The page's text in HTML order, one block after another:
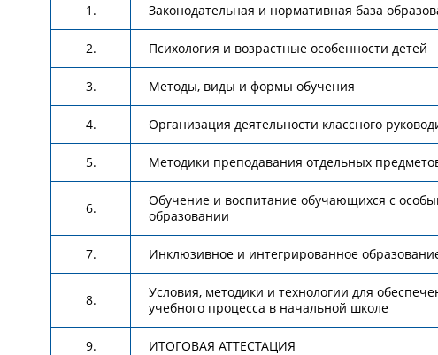
1. Законодательная и нормативная база
2. Психология и возрастные особенности детей
3. Методы, виды и формы обучения
4. Организация деятельности классного
5. Методики преподавания отдельных
6.
Обучение и воспитание обучающихся с
образовании
7. Инклюзивное и интегрированное
8.
Условия, методики и технологии для
учебного процесса в начальной школе
9. ИТОГОВАЯ АТТЕСТАЦИЯ